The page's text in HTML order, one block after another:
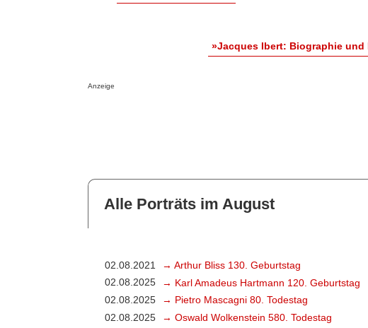
»Jacques Ibert: Biographie und
Anzeige
Alle Porträts im August
02.08.2021
→ Arthur Bliss 130. Geburtstag
02.08.2025
→ Karl Amadeus Hartmann 120. Geburtstag
02.08.2025
→ Pietro Mascagni 80. Todestag
02.08.2025
→ Oswald Wolkenstein 580. Todestag